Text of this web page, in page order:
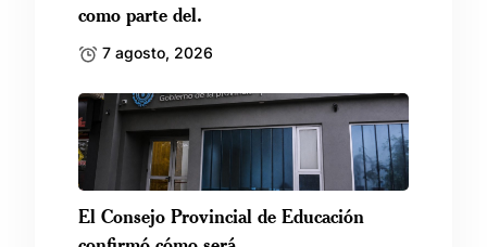
como parte del.
7 agosto, 2026
El Consejo Provincial de Educación